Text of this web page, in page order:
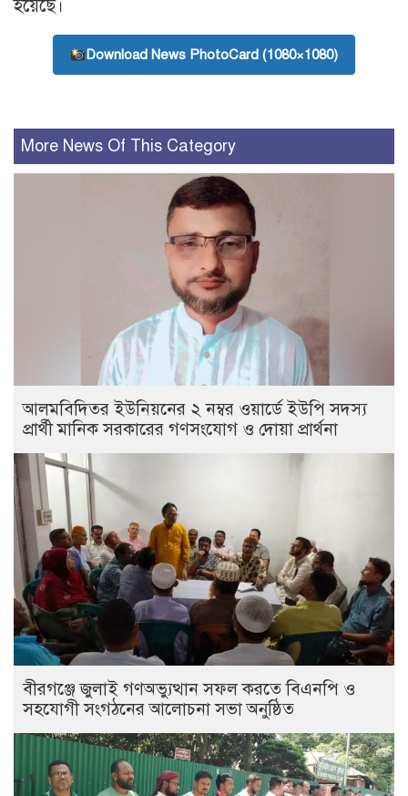
হয়েছে।
Download News PhotoCard (1080×1080)
More News Of This Category
আলমবিদিতর ইউনিয়নের ২ নম্বর ওয়ার্ডে ইউপি সদস্য
প্রার্থী মানিক সরকারের গণসংযোগ ও দোয়া প্রার্থনা
বীরগঞ্জে জুলাই গণঅভ্যুত্থান সফল করতে বিএনপি ও
সহযোগী সংগঠনের আলোচনা সভা অনুষ্ঠিত